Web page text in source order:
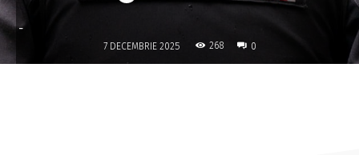
-
7 DECEMBRIE 2025 268 0